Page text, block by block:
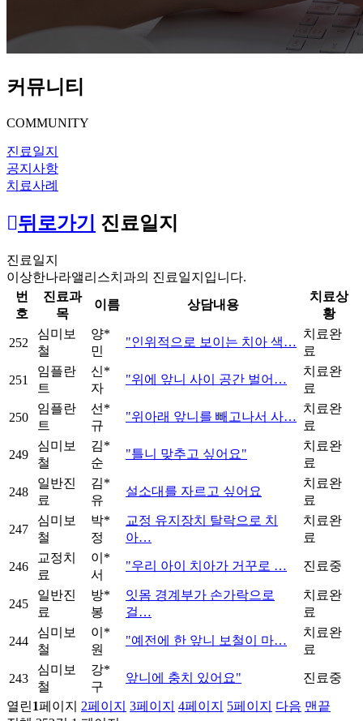
커뮤니티
COMMUNITY
진료일지
공지사항
치료사례
뒤로가기 진료일지
진료일지
이상한나라앨리스치과의 진료일지입니다.
번
호
진료과
목
이름 상담내용
치료상
황
252
심미보
철
양*
민
"인위적으로 보이는 치아 색…
치료완
료
251
임플란
트
신*
자
"위에 앞니 사이 공간 벌어…
치료완
료
250
임플란
트
선*
규
"위아래 앞니를 빼고나서 사…
치료완
료
249
심미보
철
김*
순
"틀니 맞추고 싶어요"
치료완
료
248
일반진
료
김*
유
설소대를 자르고 싶어요
치료완
료
247
심미보
철
박*
정
교정 유지장치 탈락으로 치
아…
치료완
료
246
교정치
료
이*
서
"우리 아이 치아가 거꾸로 … 진료중
245
일반진
료
방*
봉
잇몸 경계부가 손가락으로
걸…
치료완
료
244
심미보
철
이*
원
"예전에 한 앞니 보철이 마…
치료완
료
243
심미보
철
강*
구
앞니에 충치 있어요" 진료중
열린1페이지 2페이지 3페이지 4페이지 5페이지 다음 맨끝